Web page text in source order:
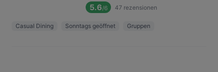
5.6/6 47 rezensionen
Casual Dining Sonntags geöffnet Gruppen